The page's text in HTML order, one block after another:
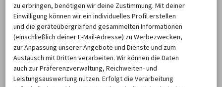
Tankfüllung bereits im Voraus zum ermäßigten Preis im
Vergleich zu regionalen Tankstellen zu kaufen. Die Option
EZ Fuel bietet sich dagegen bei kurzen Strecken unter
120 Kilometern an, da Avis hier für einen Pauschalbetrag
das Tanken für Sie übernimmt.
Im Notfall haben Sie stets Anspruch auf die Pannenhilfe
zu erbringen, benötigen wir deine Zustimmung. Mit deiner
Einwilligung können wir ein individuelles Profil erstellen
und die geräteübergreifend gesammelten Informationen
(einschließlich deiner E-Mail-Adresse) zu Werbezwecken,
zur Anpassung unserer Angebote und Dienste und zum
Austausch mit Dritten verarbeiten. Wir können die Daten
auch zur Präferenzverwaltung, Reichweiten- und
Leistungsauswertung nutzen. Erfolgt die Verarbeitung